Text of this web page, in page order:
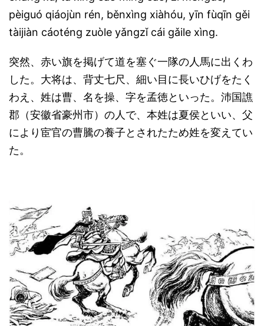
pèiguó qiáojùn rén, běnxìng xiàhóu, yīn fùqīn gěi
tàijiàn cáoténg zuòle yǎngzǐ cái gǎile xìng.
突然、赤い旗を掲げて道を塞ぐ一隊の人馬に出くわ
した。大将は、背丈七尺、細い目に長いひげをたく
わえ、姓は曹、名を操、字を孟徳といった。沛国譙
郡（安徽省豪州市）の人で、本姓は夏侯といい、父
により宦官の曹騰の養子とされたため姓を変えてい
た。